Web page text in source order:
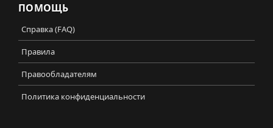
ПОМОЩЬ
Справка (FAQ)
Правила
Правообладателям
Политика конфиденциальности